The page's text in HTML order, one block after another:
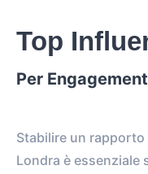
Top
Per Engagement
Stabilire un
Londra è essenziale